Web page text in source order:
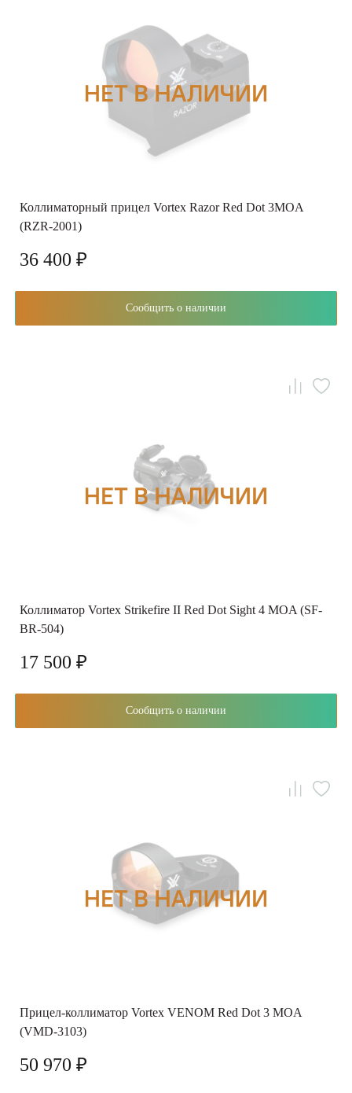
Коллиматорный прицел Vortex Razor Red Dot 3MOA
(RZR-2001)
36 400 ₽
Сообщить о наличии
Коллиматор Vortex Strikefire II Red Dot Sight 4 MOA (SF-
BR-504)
17 500 ₽
Сообщить о наличии
Прицел-коллиматор Vortex VENOM Red Dot 3 MOA
(VMD-3103)
50 970 ₽